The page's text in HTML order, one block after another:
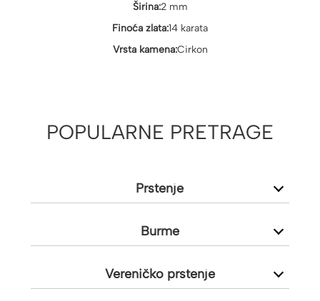
Širina:2 mm
Finoća zlata:14 karata
Vrsta kamena:Cirkon
POPULARNE PRETRAGE
Prstenje
Burme
Vereničko prstenje